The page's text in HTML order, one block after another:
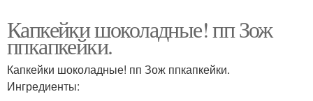
Капкейки шоколадные! пп Зож
ппкапкейки.
Капкейки шоколадные! пп Зож ппкапкейки.
Ингредиенты: